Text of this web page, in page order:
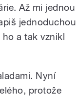
Až mi jednou
jednoduchou
a tak vznikl
Nyní
protože